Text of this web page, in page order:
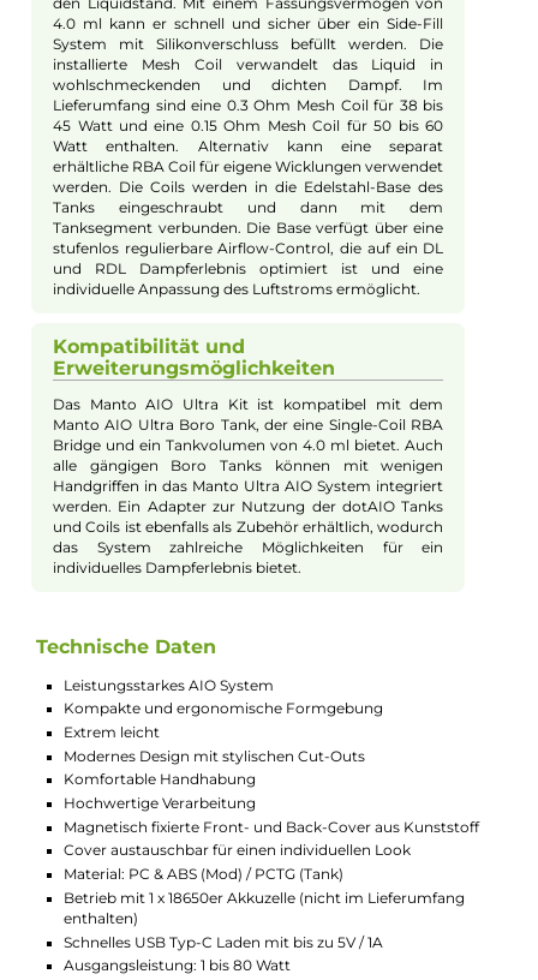
Leistungsstarker Akku und vielseitige
Modi
Der Manto AIO Ultra Mod wird von einer 18650er
Akkuzelle (nicht enthalten) betrieben, die durch die
Cut-Outs teilweise sichtbar ist. Der Mod erreicht eine
Ausgangsleistung von bis zu 80 Watt und kann über
den USB Typ-C Anschluss schnell mit bis zu 1A
Ladestrom aufgeladen werden. Der moderne
Chipsatz bietet umfangreiche Schutzschaltungen und
eine rasante Feuergeschwindigkeit. Zu den Modi
gehören ein VW/Power Modus mit automatischem
Leistungswahl und ein TC Modus für Ni, SS und Ti. Die
Bedienung erfolgt über einen ergonomisch
geformten Feuerbutton sowie zwei +/-
Auswahlbuttons. Das brillante 0.96 Zoll TFT
Farbdisplay informiert übersichtlich über Akkustand
und relevante Parameter (Leistung, Widerstand,
Spannung, Zugdauer) und bietet sieben verschiedene
Farbschemen zur Auswahl.
Hochwertiger Tank und einfache
transparentem PCTG und bietet einen freien Blick auf
4.0 ml kann er schnell und sicher über ein Side-Fill
System mit Silikonverschluss befüllt werden. Die
installierte Mesh Coil verwandelt das Liquid in
wohlschmeckenden und dichten Dampf. Im
Lieferumfang sind eine 0.3 Ohm Mesh Coil für 38 bis
45 Watt und eine 0.15 Ohm Mesh Coil für 50 bis 60
Watt enthalten. Alternativ kann eine separat
erhältliche RBA Coil für eigene Wicklungen verwendet
werden. Die Coils werden in die Edelstahl-Base des
Tanks eingeschraubt und dann mit dem
Tanksegment verbunden. Die Base verfügt über eine
stufenlos regulierbare Airflow-Control, die auf ein DL
und RDL Dampferlebnis optimiert ist und eine